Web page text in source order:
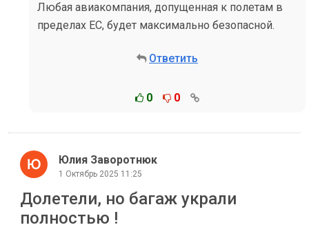
Любая авиакомпания, допущенная к полетам в
пределах ЕС, будет максимально безопасной.
Ответить
0 0
Юлия Заворотнюк
1 Октябрь 2025 11:25
Долетели, но багаж украли
полностью !